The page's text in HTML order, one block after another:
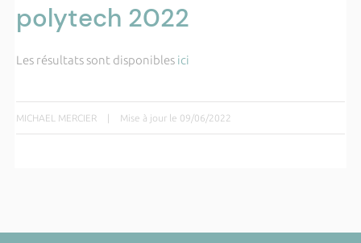
polytech 2022
Les résultats sont disponibles ici
MICHAEL MERCIER | Mise à jour le 09/06/2022